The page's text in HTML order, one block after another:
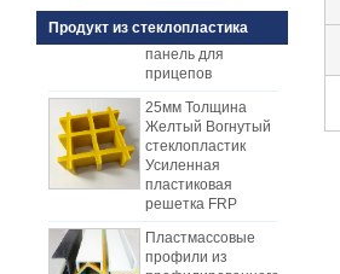
Продукт из стеклопластика
композитная
панель для
прицепов
25мм Толщина
Желтый Вогнутый
стеклопластик
Усиленная
пластиковая
решетка FRP
Пластмассовые
профили из
профилированного